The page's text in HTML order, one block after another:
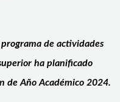
de actividades
ha planificado
de Año Académico 2024.